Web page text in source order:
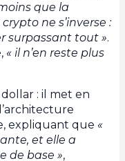
que la
ne s’inverse :
surpassant tout ».
« il n’en reste plus
dollar : il met en
expliquant que «
et elle a
de base »,